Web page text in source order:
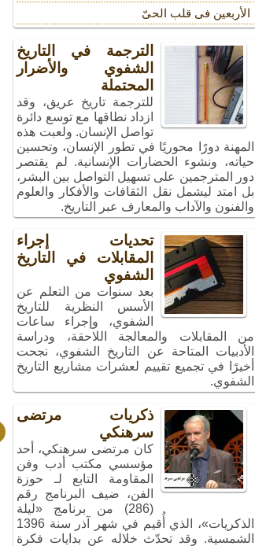
الأربعین فی قلب الحیّ
الترجمة في التاريخ
الشفوي والأضرار
المحتملة
للترجمة تاريخ عريق، وقد
ازداد نطاقها مع توسع دائرة
تواصل الإنسان. ولعبت هذه
المهنة دورًا محوريًا في تطور الإنسان، وتحسين
حياته، ونشوء الحضارات الإنسانية. لم يقتصر
دور المترجمين على تسهيل التواصل بين البشر،
بل امتد ليشمل نقل الثقافات والأفكار والعلوم
والفنون والآداب والمعارف عبر التاريخ.
تحديات إجراء
المقابلات في التاريخ
الشفوي
بعد سنوات من التعلم عن
الأسس النظرية للتاريخ
الشفوي، وإجراء ساعات
من المقابلات والمعالجة اللاحقة، ودراسة
الأدبيات المتاحة عن التاريخ الشفوي، نجحت
أخيرًا في تجميع تقييم لعشرات مشاريع التاريخ
الشفوي.
ذكريات مرتضى
سرهنكي
كان مرتضى سرهنكي، أحد
مؤسسي مكتب أدب وفن
المقاومة التابع لـ حوزة
الفن، ضيف البرنامج رقم
(286) من برنامج «ليلة
الذكريات»، الذي أُقيم في شهر آذر سنة 1396
الشمسية. وقد تحدّث خلاله عن بدايات فكرة